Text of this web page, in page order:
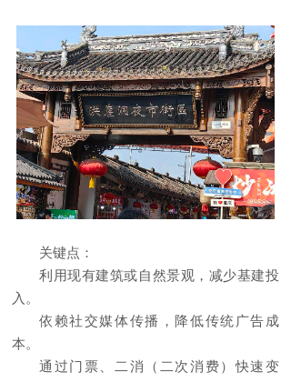
关键点：
利用现有建筑或自然景观，减少基建投
入。
依赖社交媒体传播，降低传统广告成
本。
通过门票、二消（二次消费）快速变